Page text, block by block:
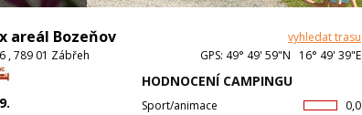
areál Bozeňov
vyhledat trasu
, 789 01 Zábřeh
GPS: 49° 49' 59"N 16° 49' 39"E
HODNOCENÍ CAMPINGU
0,0
Sport/animace